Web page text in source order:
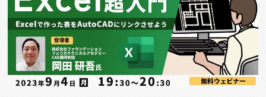
RECRUIT
クリエイター求人を探す
CREATIVE JOB求人検索
特集求人
採用説明会